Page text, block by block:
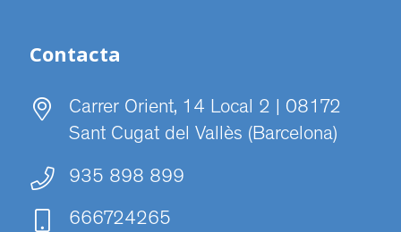
Contacta
Carrer Orient, 14 Local 2 | 08172
Sant Cugat del Vallès (Barcelona)
935 898 899
666724265